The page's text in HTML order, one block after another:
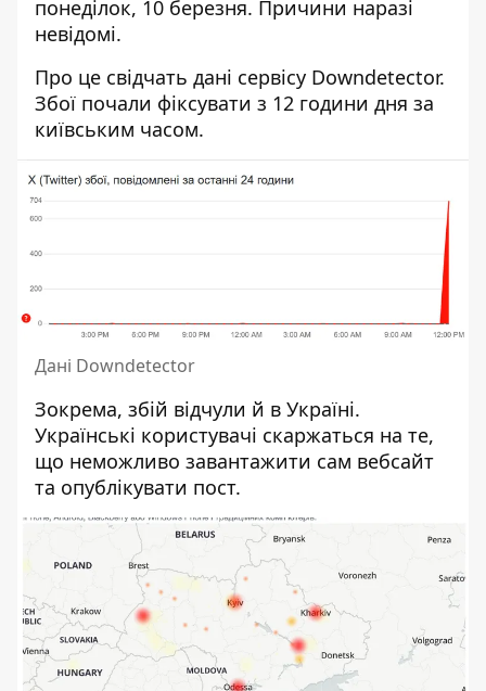
понеділок, 10 березня. Причини наразі
невідомі.
Про це свідчать дані сервісу Downdetector.
Збої почали фіксувати з 12 години дня за
київським часом.
Дані Downdetector
Зокрема, збій відчули й в Україні.
Українські користувачі скаржаться на те,
що неможливо завантажити сам вебсайт
та опублікувати пост.